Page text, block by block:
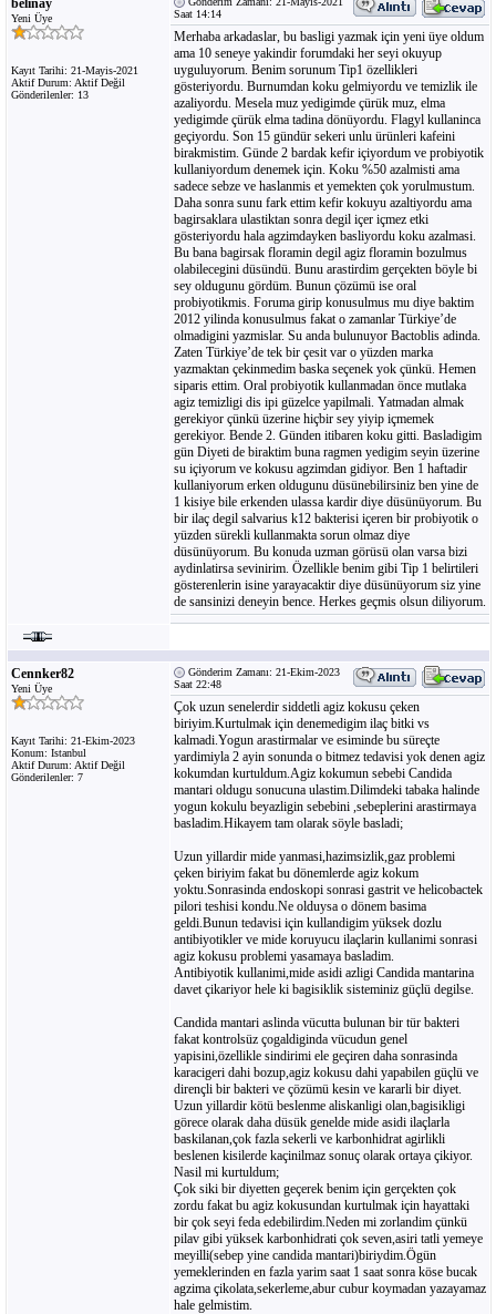
belinay
Yeni Üye
Kayıt Tarihi: 21-Mayis-2021
Aktif Durum: Aktif Değil
Gönderilenler: 13
Saat 14:14
Merhaba arkadaslar, bu basligi yazmak için yeni üye oldum
ama 10 seneye yakindir forumdaki her seyi okuyup
uyguluyorum. Benim sorunum Tip1 özellikleri
gösteriyordu. Burnumdan koku gelmiyordu ve temizlik ile
azaliyordu. Mesela muz yedigimde çürük muz, elma
yedigimde çürük elma tadina dönüyordu. Flagyl kullaninca
geçiyordu. Son 15 gündür sekeri unlu ürünleri kafeini
birakmistim. Günde 2 bardak kefir içiyordum ve probiyotik
kullaniyordum denemek için. Koku %50 azalmisti ama
sadece sebze ve haslanmis et yemekten çok yorulmustum.
Daha sonra sunu fark ettim kefir kokuyu azaltiyordu ama
bagirsaklara ulastiktan sonra degil içer içmez etki
gösteriyordu hala agzimdayken basliyordu koku azalmasi.
Bu bana bagirsak floramin degil agiz floramin bozulmus
olabilecegini düsündü. Bunu arastirdim gerçekten böyle bi
sey oldugunu gördüm. Bunun çözümü ise oral
probiyotikmis. Foruma girip konusulmus mu diye baktim
2012 yilinda konusulmus fakat o zamanlar Türkiye’de
olmadigini yazmislar. Su anda bulunuyor Bactoblis adinda.
Zaten Türkiye’de tek bir çesit var o yüzden marka
yazmaktan çekinmedim baska seçenek yok çünkü. Hemen
siparis ettim. Oral probiyotik kullanmadan önce mutlaka
agiz temizligi dis ipi güzelce yapilmali. Yatmadan almak
gerekiyor çünkü üzerine hiçbir sey yiyip içmemek
gerekiyor. Bende 2. Günden itibaren koku gitti. Basladigim
gün Diyeti de biraktim buna ragmen yedigim seyin üzerine
su içiyorum ve kokusu agzimdan gidiyor. Ben 1 haftadir
kullaniyorum erken oldugunu düsünebilirsiniz ben yine de
1 kisiye bile erkenden ulassa kardir diye düsünüyorum. Bu
bir ilaç degil salvarius k12 bakterisi içeren bir probiyotik o
yüzden sürekli kullanmakta sorun olmaz diye
düsünüyorum. Bu konuda uzman görüsü olan varsa bizi
aydinlatirsa sevinirim. Özellikle benim gibi Tip 1 belirtileri
gösterenlerin isine yarayacaktir diye düsünüyorum siz yine
de sansinizi deneyin bence. Herkes geçmis olsun diliyorum.
Cennker82
Yeni Üye
Kayıt Tarihi: 21-Ekim-2023
Konum: Istanbul
Aktif Durum: Aktif Değil
Gönderilenler: 7
Gönderim Zamanı: 21-Ekim-2023
Saat 22:48
Çok uzun senelerdir siddetli agiz kokusu çeken
biriyim.Kurtulmak için denemedigim ilaç bitki vs
kalmadi.Yogun arastirmalar ve esiminde bu süreçte
yardimiyla 2 ayin sonunda o bitmez tedavisi yok denen agiz
kokumdan kurtuldum.Agiz kokumun sebebi Candida
mantari oldugu sonucuna ulastim.Dilimdeki tabaka halinde
yogun kokulu beyazligin sebebini ,sebeplerini arastirmaya
basladim.Hikayem tam olarak söyle basladi;
Uzun yillardir mide yanmasi,hazimsizlik,gaz problemi
çeken biriyim fakat bu dönemlerde agiz kokum
yoktu.Sonrasinda endoskopi sonrasi gastrit ve helicobactek
pilori teshisi kondu.Ne olduysa o dönem basima
geldi.Bunun tedavisi için kullandigim yüksek dozlu
antibiyotikler ve mide koruyucu ilaçlarin kullanimi sonrasi
agiz kokusu problemi yasamaya basladim.
Antibiyotik kullanimi,mide asidi azligi Candida mantarina
davet çikariyor hele ki bagisiklik sisteminiz güçlü degilse.
Candida mantari aslinda vücutta bulunan bir tür bakteri
fakat kontrolsüz çogaldiginda vücudun genel
yapisini,özellikle sindirimi ele geçiren daha sonrasinda
karacigeri dahi bozup,agiz kokusu dahi yapabilen güçlü ve
dirençli bir bakteri ve çözümü kesin ve kararli bir diyet.
Uzun yillardir kötü beslenme aliskanligi olan,bagisikligi
görece olarak daha düsük genelde mide asidi ilaçlarla
baskilanan,çok fazla sekerli ve karbonhidrat agirlikli
beslenen kisilerde kaçinilmaz sonuç olarak ortaya çikiyor.
Nasil mi kurtuldum;
Çok siki bir diyetten geçerek benim için gerçekten çok
zordu fakat bu agiz kokusundan kurtulmak için hayattaki
bir çok seyi feda edebilirdim.Neden mi zorlandim çünkü
pilav gibi yüksek karbonhidrati çok seven,asiri tatli yemeye
meyilli(sebep yine candida mantari)biriydim.Ögün
yemeklerinden en fazla yarim saat 1 saat sonra köse bucak
agzima çikolata,sekerleme,abur cubur koymadan yazayamaz
hale gelmistim.